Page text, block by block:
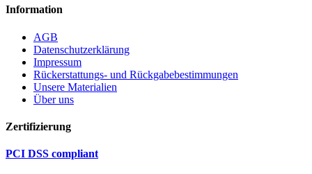
Information
AGB
Datenschutzerklärung
Impressum
Rückerstattungs- und Rückgabebestimmungen
Unsere Materialien
Über uns
Zertifizierung
PCI DSS compliant